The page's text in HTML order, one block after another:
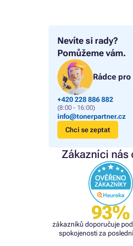
Nevíte si rady?
Pomůžeme vám.
Rádce
+420 228 886 882
(8:00 - 16:00)
info@tonerpartner.cz
Chci se zeptat
Zákazníci nás
93%
zákazníků doporučuje
spokojenosti za